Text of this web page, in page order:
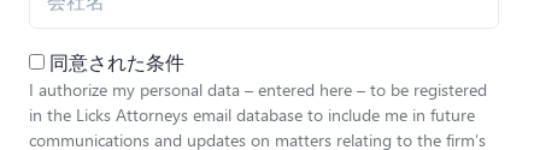
同意された条件
I authorize my personal data – entered here – to be registered
in the Licks Attorneys email database to include me in future
communications and updates on matters relating to the firm’s